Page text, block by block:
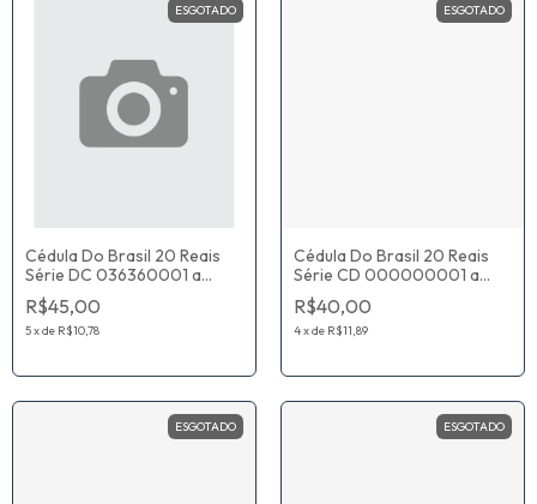
ESGOTADO
Cédula Do Brasil 20 Reais
Série DC 036360001 a
036600000 (2ª chancela -
Flor De Estampa) Joaquim
Vieira Ferreira Levy /
R$45,00
5xde R$10,78
ESGOTADO
Cédula Do Brasil 20 Reais
Série CD 000000001 a
036360000 (2ª chancela -
Flor De Estampa) Guido
Mantega / Alexandre
R$40,00
4xde R$11,89
ESGOTADO ESGOTADO